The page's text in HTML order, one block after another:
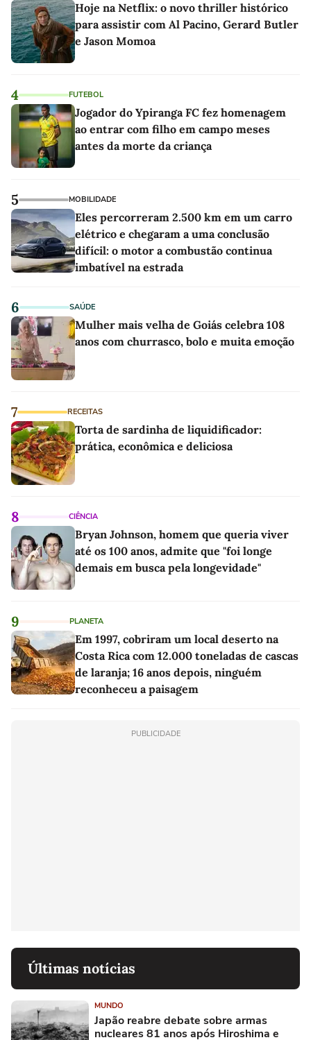
Hoje na Netflix: o novo thriller histórico
para assistir com Al Pacino, Gerard Butler
e Jason Momoa
4 FUTEBOL
Jogador do Ypiranga FC fez homenagem
ao entrar com filho em campo meses
antes da morte da criança
5 MOBILIDADE
Eles percorreram 2.500 km em um carro
elétrico e chegaram a uma conclusão
difícil: o motor a combustão continua
imbatível na estrada
6 SAÚDE
Mulher mais velha de Goiás celebra 108
anos com churrasco, bolo e muita emoção
7 RECEITAS
Torta de sardinha de liquidificador:
prática, econômica e deliciosa
8 CIÊNCIA
Bryan Johnson, homem que queria viver
até os 100 anos, admite que "foi longe
demais em busca pela longevidade"
9 PLANETA
Em 1997, cobriram um local deserto na
Costa Rica com 12.000 toneladas de cascas
de laranja; 16 anos depois, ninguém
reconheceu a paisagem
PUBLICIDADE
Últimas notícias
MUNDO
Japão reabre debate sobre armas
nucleares 81 anos após Hiroshima e